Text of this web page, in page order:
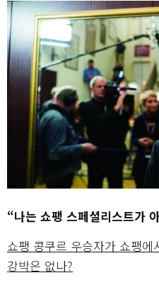
“나는 쇼팽 스페셜리스트가
쇼팽 콩쿠르 우승자가 쇼팽
강박은 없나?